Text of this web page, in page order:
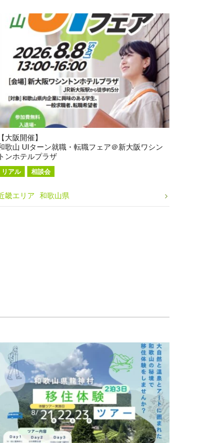
大阪開催】
歌山 UIターン就職・転職フェア＠新大阪ワシン
ンホテルプラザ
リアル 相談会
畿エリア 和歌山県